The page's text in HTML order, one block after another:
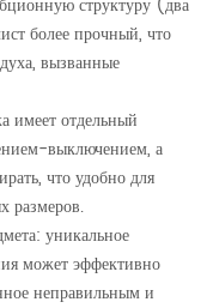
более прочный, что
вызванные
имеет отдельный
выключением, а
что удобно для
размеров.
уникальное
может эффективно
неправильным и